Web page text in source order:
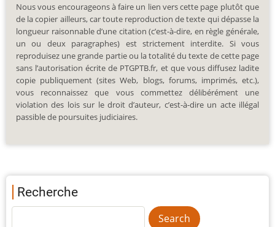
Nous vous encourageons à faire un lien vers cette page plutôt que
de la copier ailleurs, car toute reproduction de texte qui dépasse la
longueur raisonnable d’une citation (c’est-à-dire, en règle générale,
un ou deux paragraphes) est strictement interdite. Si vous
reproduisez une grande partie ou la totalité du texte de cette page
sans l’autorisation écrite de PTGPTB.fr, et que vous diffusez ladite
copie publiquement (sites Web, blogs, forums, imprimés, etc.),
vous reconnaissez que vous commettez délibérément une
violation des lois sur le droit d’auteur, c’est-à-dire un acte illégal
passible de poursuites judiciaires.
Recherche